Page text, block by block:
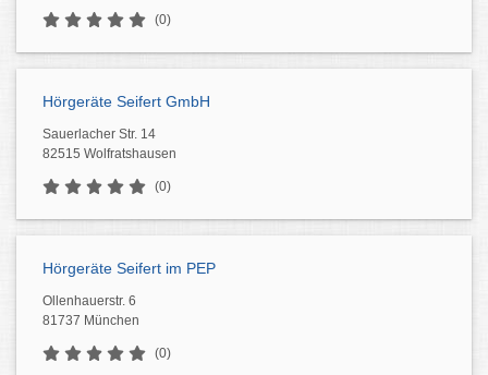
(0)
Hörgeräte Seifert GmbH
Sauerlacher Str. 14
82515 Wolfratshausen
(0)
Hörgeräte Seifert im PEP
Ollenhauerstr. 6
81737 München
(0)